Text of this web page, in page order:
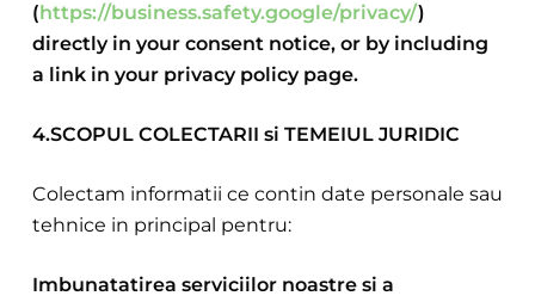
(https://business.safety.google/privacy/)
directly in your consent notice, or by including
a link in your privacy policy page.
4.SCOPUL COLECTARII si TEMEIUL JURIDIC
Colectam informatii ce contin date personale sau
tehnice in principal pentru:
Imbunatatirea serviciilor noastre si a